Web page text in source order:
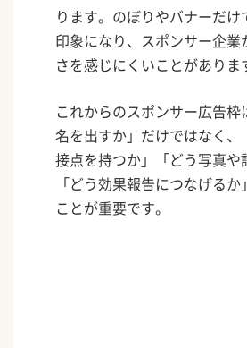
ります。のぼりやバナーだけ
印象になり、スポンサー企業
さを感じにくいことがありま
これからのスポンサー広告枠
名を出すか」だけではなく、
接点を持つか」「どう写真や
「どう効果報告につなげる
ことが重要です。